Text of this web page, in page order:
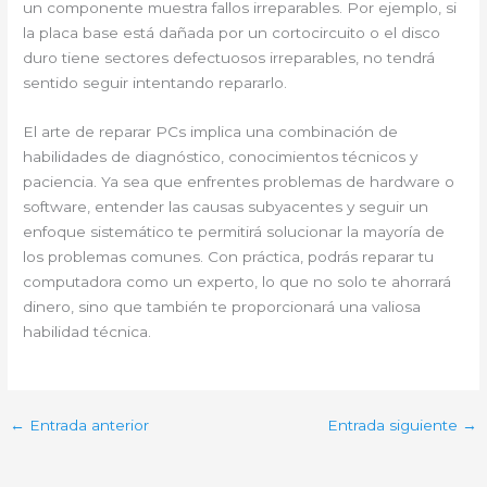
un componente muestra fallos irreparables. Por ejemplo, si
la placa base está dañada por un cortocircuito o el disco
duro tiene sectores defectuosos irreparables, no tendrá
sentido seguir intentando repararlo.
El arte de reparar PCs implica una combinación de
habilidades de diagnóstico, conocimientos técnicos y
paciencia. Ya sea que enfrentes problemas de hardware o
software, entender las causas subyacentes y seguir un
enfoque sistemático te permitirá solucionar la mayoría de
los problemas comunes. Con práctica, podrás reparar tu
computadora como un experto, lo que no solo te ahorrará
dinero, sino que también te proporcionará una valiosa
habilidad técnica.
← Entrada anterior Entrada siguiente →